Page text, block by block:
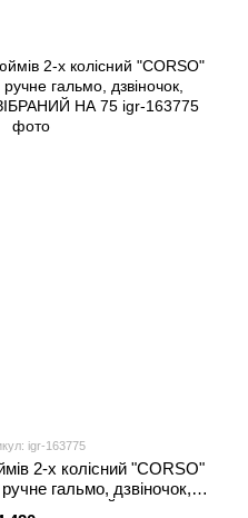
igr-163775
2-х колісний "CORSO"
гальмо, дзвіночок,